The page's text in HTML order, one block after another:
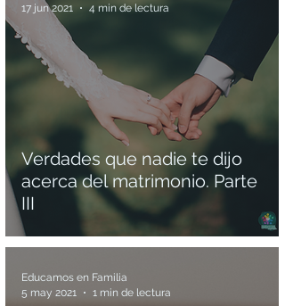
Verdades que nadie te dijo
acerca del matrimonio. Parte
III
17 jun 2021
4 min de lectura
Educamos en Familia
5 may 2021
1 min de lectura